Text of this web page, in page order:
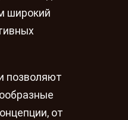
широкий
позволяют
от